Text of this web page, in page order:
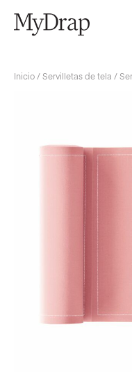
Inicio /Servilletas de tela /